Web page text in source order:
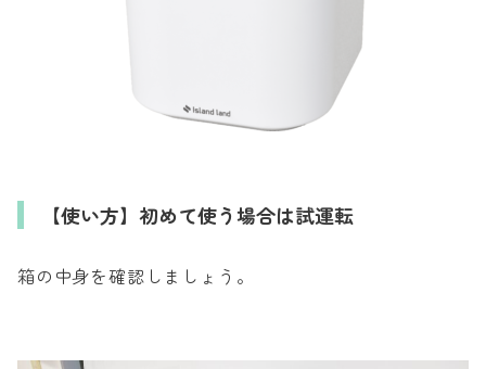
【使い方】初めて使う場合は試運転
箱の中身を確認しましょう。